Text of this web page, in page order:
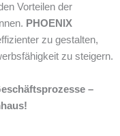
Vorteilen der
PHOENIX
zu gestalten,
zu steigern.
–